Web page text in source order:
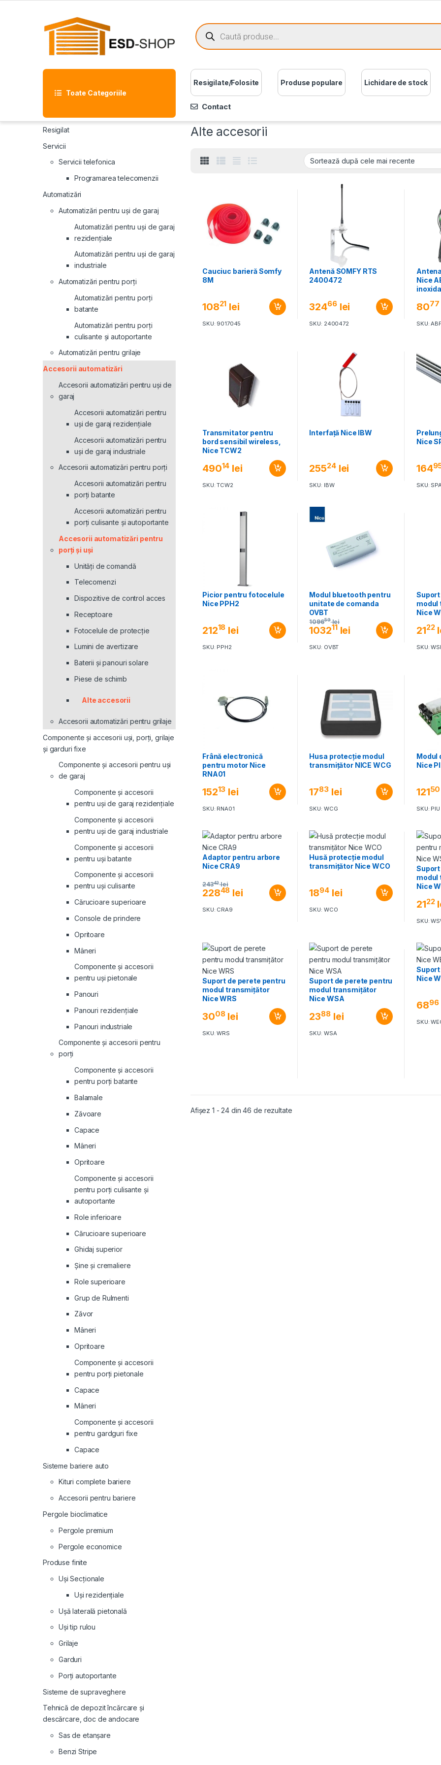
Toate Categoriile
Resigilate/Folosite Produse populare Lichidare de stock
Contact
Alte accesorii
Cauciuc barieră Somfy
8M
10821 lei
SKU: 9017045
Antenă SOMFY RTS
2400472
32466 lei
SKU: 2400472
Nice
8077
SKU:
Transmitator pentru
bord sensibil wireless,
Nice TCW2
49014 lei
SKU: TCW2
Interfață Nice IBW
25524 lei
SKU: IBW
Nice
164
SKU:
Picior pentru fotocelule
Nice PPH2
21218 lei
SKU: PPH2
Modul bluetooth pentru
unitate de comanda
OVBT
103211 lei
109659 lei
SKU: OVBT
modul
Nice
2122
SKU:
Frână electronică
pentru motor Nice
RNA01
15213 lei
SKU: RNA01
Husa protecție modul
transmițător NICE WCG
1783 lei
SKU: WCG
Modul
Nice
12150
SKU: PIU
Adaptor pentru arbore
Nice CRA9
22848 lei
24342 lei
SKU: CRA9
Husă protecție modul
transmițător Nice WCO
1894 lei
SKU: WCO
modul
Nice
2122
SKU:
Suport de perete pentru
modul transmițător
Nice WRS
3008 lei
SKU: WRS
Suport de perete pentru
modul transmițător
Nice WSA
2388 lei
SKU: WSA
Nice
6896
SKU:
Afișez 1 - 24 din 46 de rezultate
Resigilat
Servicii
Servicii telefonica
Programarea telecomenzii
Automatizări
Automatizări pentru uși de garaj
Automatizări pentru uși de garaj
rezidențiale
Automatizări pentru uși de garaj
industriale
Automatizări pentru porți
Automatizări pentru porți
batante
Automatizări pentru porți
culisante și autoportante
Automatizări pentru grilaje
Accesorii automatizări
Accesorii automatizări pentru uși de
garaj
Accesorii automatizări pentru
uși de garaj rezidențiale
Accesorii automatizări pentru
uși de garaj industriale
Accesorii automatizări pentru porți
Accesorii automatizări pentru
porți batante
Accesorii automatizări pentru
porți culisante și autoportante
Accesorii automatizări pentru
porți și uși
Unități de comandă
Telecomenzi
Dispozitive de control acces
Receptoare
Fotocelule de protecție
Lumini de avertizare
Baterii și panouri solare
Piese de schimb
Alte accesorii
Accesorii automatizări pentru grilaje
Componente și accesorii uși, porți, grilaje
și garduri fixe
Componente și accesorii pentru uși
de garaj
Componente și accesorii
pentru uși de garaj rezidențiale
Componente și accesorii
pentru uși de garaj industriale
Componente și accesorii
pentru uși batante
Componente și accesorii
pentru uși culisante
Cărucioare superioare
Console de prindere
Opritoare
Mâneri
Componente și accesorii
pentru uși pietonale
Panouri
Panouri rezidenţiale
Panouri industriale
Componente și accesorii pentru
porți
Componente și accesorii
pentru porți batante
Balamale
Zăvoare
Capace
Mâneri
Opritoare
Componente și accesorii
pentru porți culisante și
autoportante
Role inferioare
Cărucioare superioare
Ghidaj superior
Şine şi cremaliere
Role superioare
Grup de Rulmenti
Zăvor
Mâneri
Opritoare
Componente și accesorii
pentru porți pietonale
Capace
Mâneri
Componente și accesorii
pentru gardguri fixe
Capace
Sisteme bariere auto
Kituri complete bariere
Accesorii pentru bariere
Pergole bioclimatice
Pergole premium
Pergole economice
Produse finite
Uși Secționale
Uși rezidențiale
Ușă laterală pietonală
Uși tip rulou
Grilaje
Garduri
Porți autoportante
Sisteme de supraveghere
Tehnică de depozit încărcare și
descărcare, doc de andocare
Sas de etanșare
Benzi Stripe